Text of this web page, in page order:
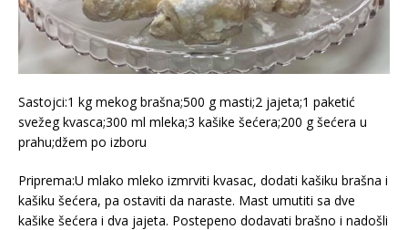
Sastojci:1 kg mekog brašna;500 g masti;2 jajeta;1 paketić
svežeg kvasca;300 ml mleka;3 kašike šećera;200 g šećera u
prahu;džem po izboru
Priprema:U mlako mleko izmrviti kvasac, dodati kašiku brašna i
kašiku šećera, pa ostaviti da naraste. Mast umutiti sa dve
kašike šećera i dva jajeta. Postepeno dodavati brašno i nadošli